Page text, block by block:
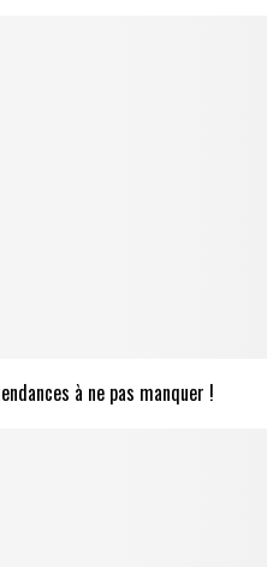
à ne pas manquer !